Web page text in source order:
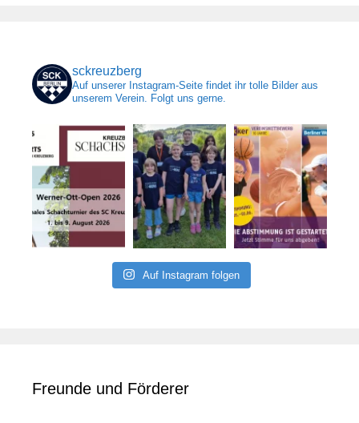
sckreuzberg
Auf unserer Instagram-Seite findet ihr tolle Bilder aus
unserem Verein. Folgt uns gerne.
Auf Instagram folgen
Freunde und Förderer